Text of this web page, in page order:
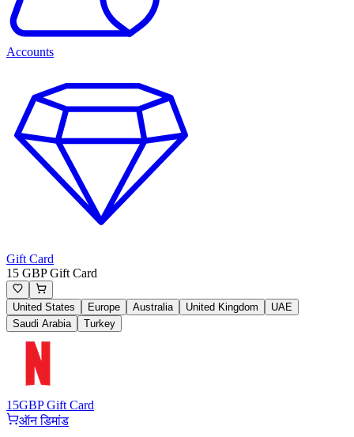
Accounts
Gift Card
15 GBP Gift Card
United States Europe Australia United Kingdom
UAE
Saudi Arabia
Turkey
15GBP Gift Card
ऑन डिमांड